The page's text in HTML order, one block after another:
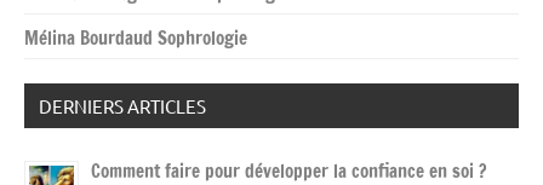
Mélina Bourdaud Sophrologie
DERNIERS ARTICLES
Comment faire pour développer la confiance en soi ?